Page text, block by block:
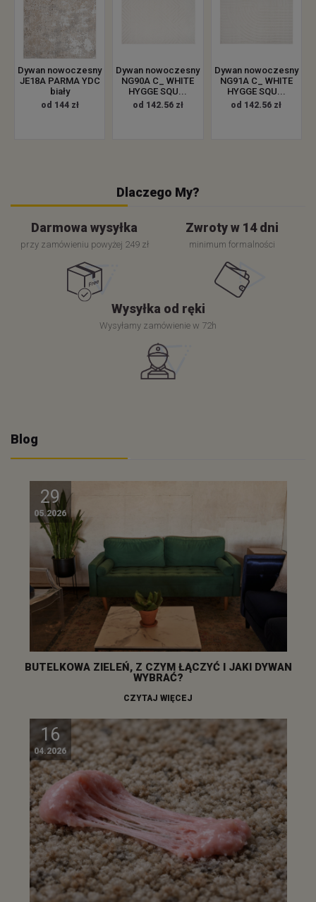
Dywan nowoczesny
JE18A PARMA YDC
biały
od 144 zł
Dywan nowoczesny
NG90A C_ WHITE
HYGGE SQU...
od 142.56 zł
Dywan nowoczesny
NG91A C_ WHITE
HYGGE SQU...
od 142.56 zł
Dlaczego My?
Darmowa wysyłka
przy zamówieniu powyżej 249 zł
Zwroty w 14 dni
minimum formalności
Wysyłka od ręki
Wysyłamy zamówienie w 72h
Blog
29
05.2026
BUTELKOWA ZIELEŃ, Z CZYM ŁĄCZYĆ I JAKI DYWAN
WYBRAĆ?
CZYTAJ WIĘCEJ
16
04.2026